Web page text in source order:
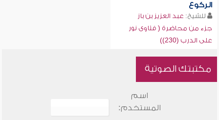
الركوع
للشيخ: عبد العزيز بن باز
جزء من محاضرة ( فتاوى نور
على الدرب (230))
مكتبتك الصوتية
اسم
المستخدم: